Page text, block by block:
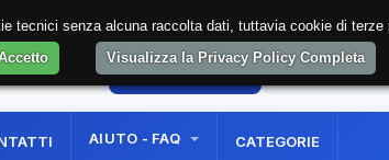
AREA RISERVATA
AIUTO - FAQ CATEGORIE
senza alcuna raccolta dati, tuttavia cookie di
Visualizza la Privacy Policy Completa